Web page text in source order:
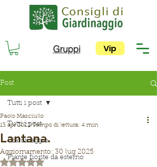
Gruppi Vip
Post
Tutti i post
Giardinaggio
Piante fiorite da esterno
Tutti i post
Lantana.
Paolo Masciullo
13 apr 2022 Tempo di lettura: 4 min
Aggiornamento: 30 lug 2025
Valutazione NaN stelle su 5.